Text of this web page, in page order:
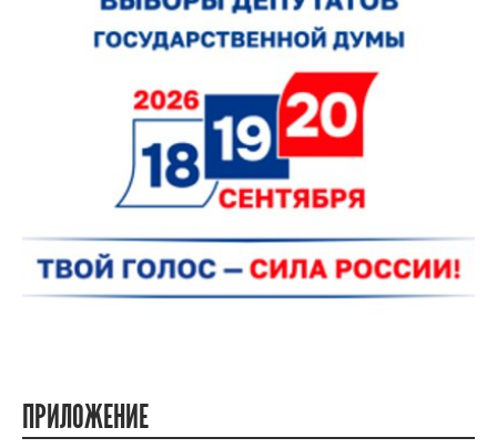
ПРИЛОЖЕНИЕ